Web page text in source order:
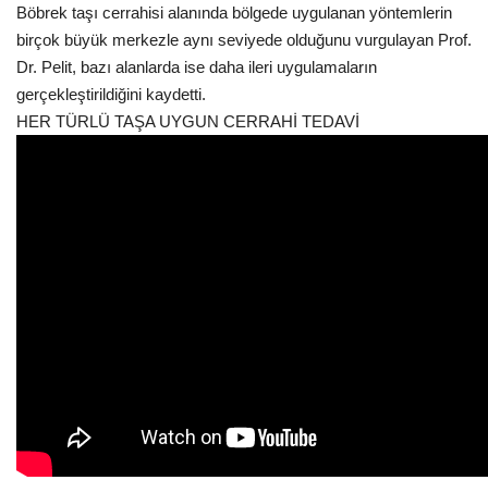
Böbrek taşı cerrahisi alanında bölgede uygulanan yöntemlerin
birçok büyük merkezle aynı seviyede olduğunu vurgulayan Prof.
Dr. Pelit, bazı alanlarda ise daha ileri uygulamaların
gerçekleştirildiğini kaydetti.
HER TÜRLÜ TAŞA UYGUN CERRAHİ TEDAVİ